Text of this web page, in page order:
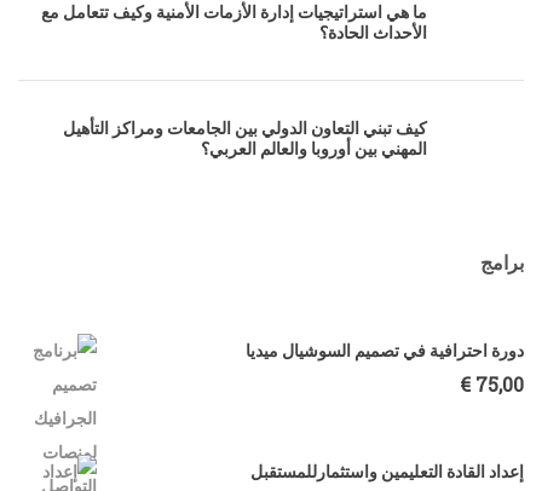
ما هي استراتيجيات إدارة الأزمات الأمنية وكيف تتعامل مع
الأحداث الحادة؟
كيف تبني التعاون الدولي بين الجامعات ومراكز التأهيل
المهني بين أوروبا والعالم العربي؟
برامج
دورة احترافية في تصميم السوشيال ميديا
€ 75,00
إعداد القادة التعليمين واستثمارللمستقبل